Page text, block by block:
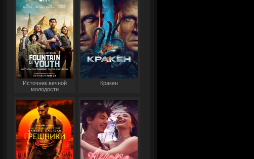
Источник вечной
молодости
Кракен